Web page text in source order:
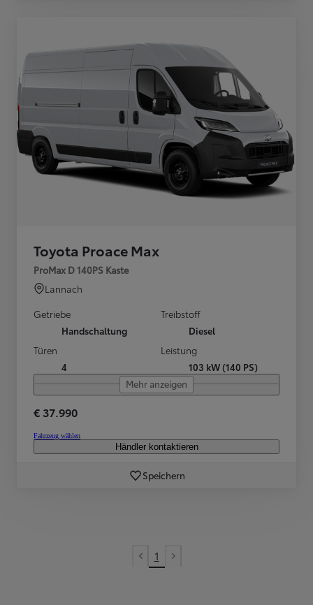
Toyota Proace Max
ProMax D 140PS Kaste
Lannach
Getriebe
Handschaltung
Treibstoff
Diesel
Türen
4
Leistung
103 kW (140 PS)
Mehr anzeigen
€ 37.990
Fahrzeug wählen
Händler kontaktieren
Speichern
Vorherige Seite
1
Nächste Seite